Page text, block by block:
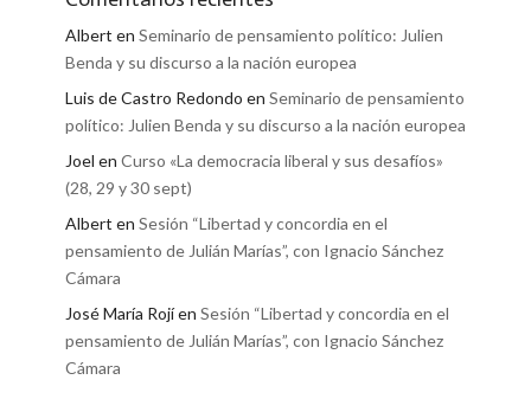
Albert en Seminario de pensamiento político: Julien
Benda y su discurso a la nación europea
Luis de Castro Redondo en Seminario de pensamiento
político: Julien Benda y su discurso a la nación europea
Joel en Curso «La democracia liberal y sus desafíos»
(28, 29 y 30 sept)
Albert en Sesión “Libertad y concordia en el
pensamiento de Julián Marías”, con Ignacio Sánchez
Cámara
José María Rojíen Sesión “Libertad y concordia en el
pensamiento de Julián Marías”, con Ignacio Sánchez
Cámara